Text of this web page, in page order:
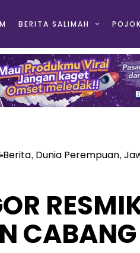
BERITA SALIMAH
Berita, Dunia Perempuan,